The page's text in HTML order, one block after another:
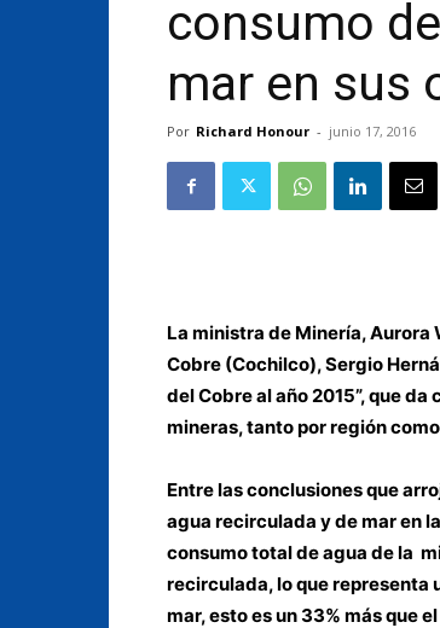
consumo
mar en sus
Por Richard Honour - junio 17, 2016
La ministra de Minería,
Cobre (Cochilco), Sergio
del Cobre al año 2015”, que
mineras, tanto por región
Entre las conclusiones que
agua recirculada y de mar en
consumo total de agua de la
recirculada, lo que representa
mar, esto es un 33% más que